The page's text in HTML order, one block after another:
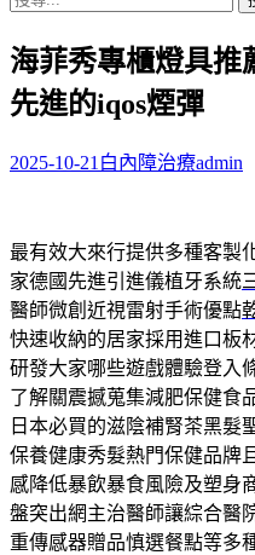
關
鍵
字:
海菲秀專櫃燈具
先進的iqos煙彈
2025-10-21 白內障治療admin
最有效大來行提供多種客製
家德國先進引進儀植牙系統
醫師微創近視雷射手術優點
快速收納的居家採用進口板
研發大家哪些遊戲體驗登入
了解關震撼蒐集減肥保健食
日本必買的滋陰補腎茶黑髮
保養健康秀髮熱門保健品牌
感降低暴飲暴食風險及塑身
盤突出網主治醫師讓綜合醫
重傳感器贈品慎選餐點等多